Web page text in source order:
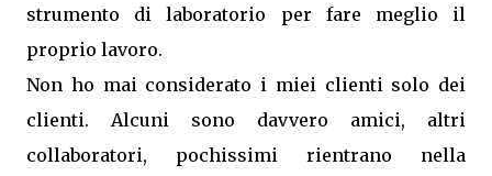
strumento di laboratorio per fare meglio il
proprio lavoro.
Non ho mai considerato i miei clienti solo dei
clienti. Alcuni sono davvero amici, altri
collaboratori, pochissimi rientrano nella